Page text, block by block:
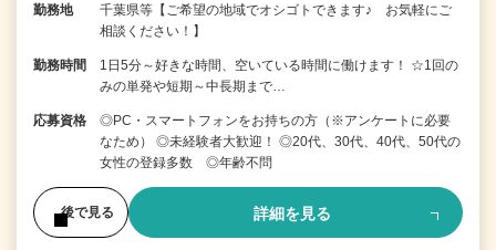
勤務地
千葉県等【ご希望の地域でオシゴトできます♪ お気軽にご
相談ください！】
勤務時間
1日5分～好きな時間、空いている時間に働けます！ ☆1回の
みの単発や短期～中長期まで…
応募資格
◎PC・スマートフォンをお持ちの方（※アンケートに必要
なため） ◎未経験者大歓迎！ ◎20代、30代、40代、50代の
女性の登録多数 ◎年齢不問
後で見る 詳細を見る